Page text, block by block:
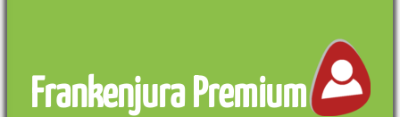
Frankenjura Premium